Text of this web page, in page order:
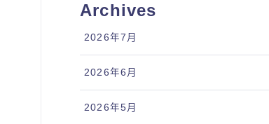
Archives
2026年7月
2026年6月
2026年5月